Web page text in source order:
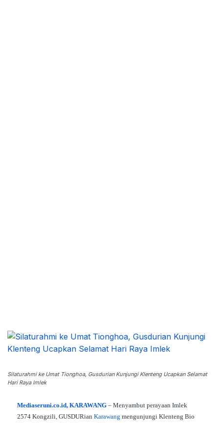
Silaturahmi ke Umat Tionghoa, Gusdurian Kunjungi Klenteng Ucapkan Selamat
Hari Raya Imlek
Mediaseruni.co.id, KARAWANG – Menyambut perayaan Imlek
2574 Kongzili, GUSDURian Karawang mengunjungi Klenteng Bio